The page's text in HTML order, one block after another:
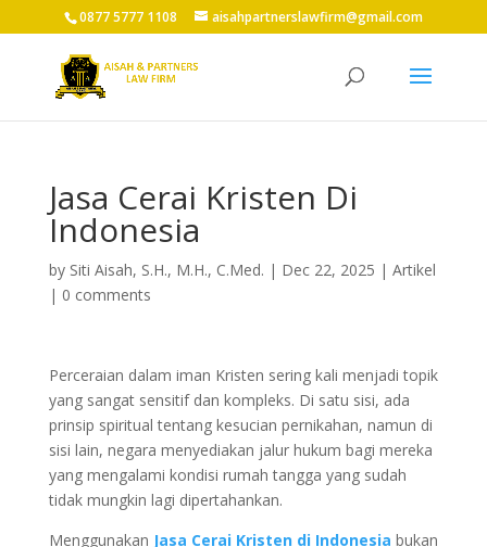
0877 5777 1108 aisahpartnerslawfirm@gmail.com
Jasa Cerai Kristen Di
Indonesia
by Siti Aisah, S.H., M.H., C.Med. | Dec 22, 2025 | Artikel
| 0 comments
Perceraian dalam iman Kristen sering kali menjadi topik
yang sangat sensitif dan kompleks. Di satu sisi, ada
prinsip spiritual tentang kesucian pernikahan, namun di
sisi lain, negara menyediakan jalur hukum bagi mereka
yang mengalami kondisi rumah tangga yang sudah
tidak mungkin lagi dipertahankan.
Menggunakan Jasa Cerai Kristen di Indonesia bukan